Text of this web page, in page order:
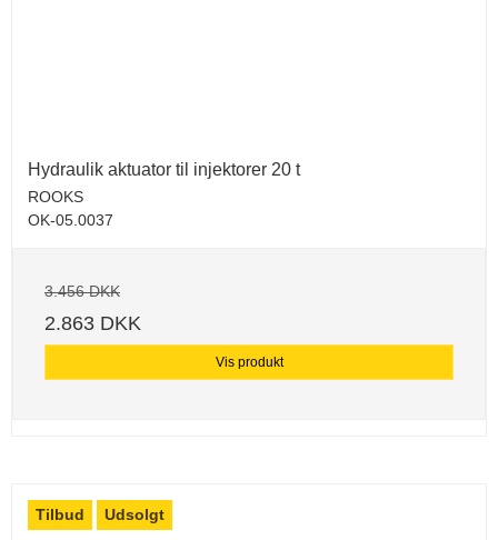
Hydraulik aktuator til injektorer 20 t
ROOKS
OK-05.0037
3.456 DKK
2.863 DKK
Vis produkt
Tilbud Udsolgt